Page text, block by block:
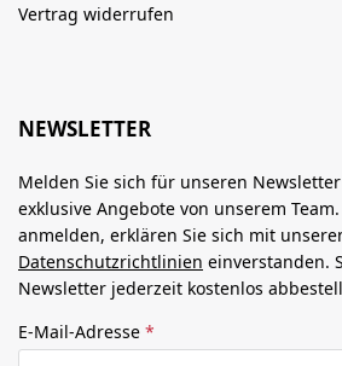
Vertrag widerrufen
NEWSLETTER
Melden Sie sich für unseren
exklusive Angebote von unserem
anmelden, erklären Sie sich mit
Datenschutzrichtlinien einverstanden.
Newsletter jederzeit kostenlos
E-Mail-Adresse *